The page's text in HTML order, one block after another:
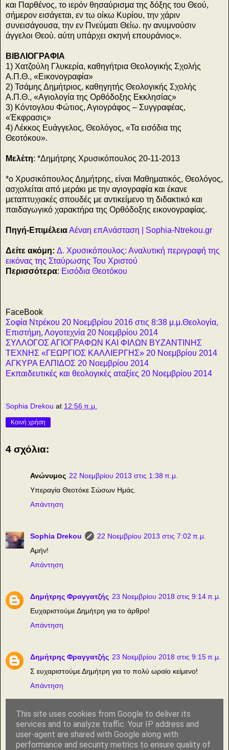
και Παρθένος, το ιερόν θησαύρισμα της δόξης του Θεού,
σήμερον εισάγεται, εν τω οίκω Κυρίου, την χάριν
συνεισάγουσα, την εν Πνεύματι Θείω. ην ανυμνούσιν
άγγελοι Θεού. αύτη υπάρχει σκηνή επουράνιος».
ΒΙΒΛΙΟΓΡΑΦΙΑ
1) Χατζούλη Γλυκερία, καθηγήτρια Θεολογικής Σχολής
Α.Π.Θ., «Εικονογραφία»
2) Τσάμης Δημήτριος, καθηγητής Θεολογικής Σχολής
Α.Π.Θ., «Αγιολογία της Ορθόδοξης Εκκλησίας»
3) Κόντογλου Φώτιος, Αγιογράφος – Συγγραφέας,
«Έκφρασις»
4) Λέκκος Ευάγγελος, Θεολόγος, «Τα εισόδια της
Θεοτόκου».
Μελέτη: *Δημήτρης Χρυσικόπουλος 20-11-2013
*ο Χρυσικόπουλος Δημήτρης, είναι Μαθηματικός, Θεολόγος,
ασχολείται από μεράκι με την αγιογραφία και έκανε
μεταπτυχιακές σπουδές με αντικείμενο τη διδακτικό και
παιδαγωγικό χαρακτήρα της Ορθόδοξης εικονογραφίας.
Πηγή-ΕπιμέλειαΑέναη επΑνάσταση | Sophia-Ntrekou.gr
Δείτε ακόμη: Δ. Χρυσικόπουλος: Αναλυτική περιγραφή της
εικόνας της Σταύρωσης Του Χριστού
Περισσότερα: Εισόδια Θεοτόκου
FaceBook
Σοφία Ντρέκου 20 Νοεμβρίου 2016 στις 8:38 μ.μ.Θεολογία,
Επιστήμη, Λογοτεχνία 20 Νοεμβρίου 2014
ΣΥΛΛΟΓΟΣ ΑΓΙΟΓΡΑΦΩΝ ΚΑΙ ΦΙΛΩΝ ΒΥΖΑΝΤΙΝΗΣ
ΤΕΧΝΗΣ «ΓΕΩΡΓΙΟΣ ΚΑΛΛΙΕΡΓΗΣ» 20 Νοεμβρίου 2014
ΑΓΚΥΡΑ ΕΛΠΙΔΟΣ 20 Νοεμβρίου 2014
Εκπαιδευτικές και θεολογικές αταξίες 20 Νοεμβρίου 2014
Sophia Drekou at 12:56 π.μ.
Κοινή χρήση
4 σχόλια:
Ανώνυμος 22 Νοεμβρίου 2013 στις 1:38 π.μ.
Υπεραγία Θεοτόκε Σώσων Ημάς.
Απάντηση
Sophia Drekou
22 Νοεμβρίου 2013 στις 7:02 π.μ.
Αμήν!
Απάντηση
Δημήτρης Φραγγατζής 23 Νοεμβρίου 2018 στις 9:14 π.μ.
Ευχαριστούμε Δημήτρη για το άρθρο!
Απάντηση
Δημήτρης Φραγγατζής 23 Νοεμβρίου 2018 στις 9:15 π.μ.
Σ ευχαριστούμε Δημήτρη για το πολύ ωραίο κείμενο!
Απάντηση